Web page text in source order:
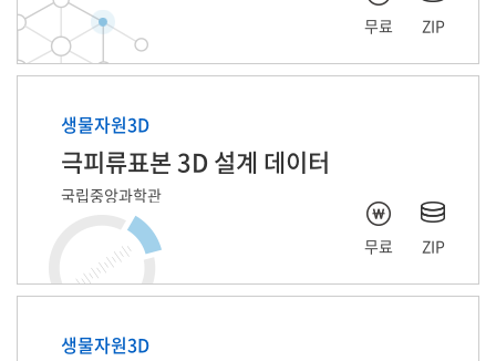
무료 ZIP
생물자원3D
극피류표본 3D 설계 데이터
국립중앙과학관
무료 ZIP
생물자원3D